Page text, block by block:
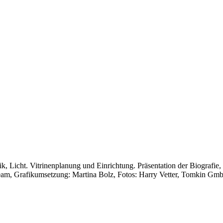
Licht. Vitrinenplanung und Einrichtung. Präsentation der
Grafikumsetzung: Martina Bolz, Fotos: Harry Vetter, Tomkin